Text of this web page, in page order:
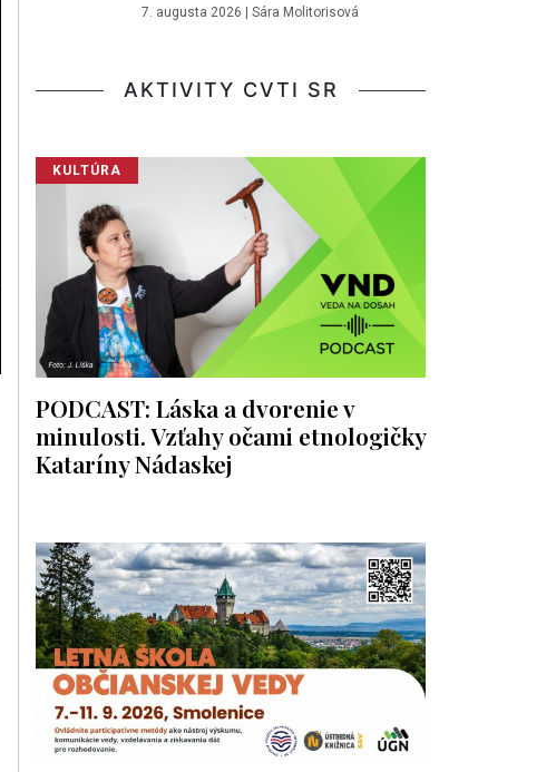
7. augusta 2026 | Sára Molitorisová
AKTIVITY CVTI SR
KULTÚRA
PODCAST: Láska a dvorenie v
minulosti. Vzťahy očami etnologičky
Kataríny Nádaskej